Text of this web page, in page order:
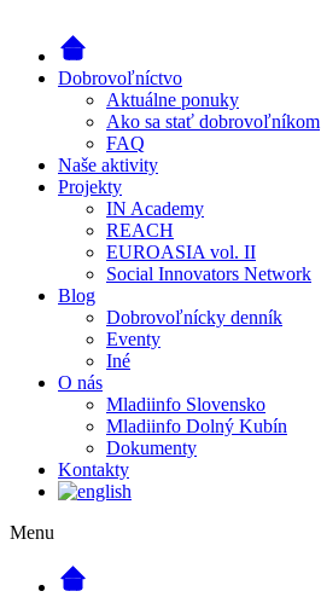
Dobrovoľníctvo
Aktuálne ponuky
Ako sa stať dobrovoľníkom
FAQ
Naše aktivity
Projekty
IN Academy
REACH
EUROASIA vol. II
Social Innovators Network
Blog
Dobrovoľnícky denník
Eventy
Iné
O nás
Mladiinfo Slovensko
Mladiinfo Dolný Kubín
Dokumenty
Kontakty
Menu